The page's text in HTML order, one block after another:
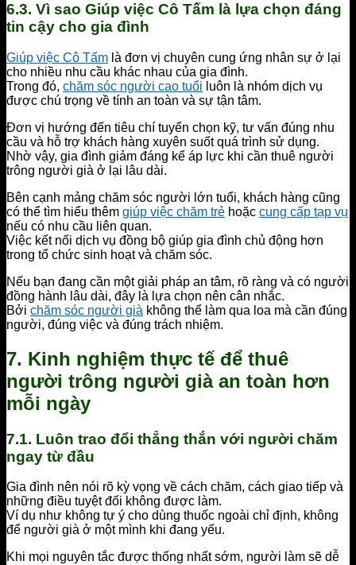
6.3. Vì sao Giúp việc Cô Tấm là lựa chọn đáng
tin cậy cho gia đình
Giúp việc Cô Tấm là đơn vị chuyên cung ứng nhân sự ở lại
cho nhiều nhu cầu khác nhau của gia đình.
Trong đó, chăm sóc người cao tuổi luôn là nhóm dịch vụ
được chú trọng về tính an toàn và sự tận tâm.
Đơn vị hướng đến tiêu chí tuyển chọn kỹ, tư vấn đúng nhu
cầu và hỗ trợ khách hàng xuyên suốt quá trình sử dụng.
Nhờ vậy, gia đình giảm đáng kể áp lực khi cần thuê người
trông người già ở lại lâu dài.
Bên cạnh mảng chăm sóc người lớn tuổi, khách hàng cũng
có thể tìm hiểu thêm giúp việc chăm trẻ hoặc cung cấp tạp vụ
nếu có nhu cầu liên quan.
Việc kết nối dịch vụ đồng bộ giúp gia đình chủ động hơn
trong tổ chức sinh hoạt và chăm sóc.
Nếu bạn đang cần một giải pháp an tâm, rõ ràng và có người
đồng hành lâu dài, đây là lựa chọn nên cân nhắc.
Bởi chăm sóc người già không thể làm qua loa mà cần đúng
người, đúng việc và đúng trách nhiệm.
7. Kinh nghiệm thực tế để thuê
người trông người già an toàn hơn
mỗi ngày
7.1. Luôn trao đổi thẳng thắn với người chăm
ngay từ đầu
Gia đình nên nói rõ kỳ vọng về cách chăm, cách giao tiếp và
những điều tuyệt đối không được làm.
Ví dụ như không tự ý cho dùng thuốc ngoài chỉ định, không
để người già ở một mình khi đang yếu.
Khi mọi nguyên tắc được thống nhất sớm, người làm sẽ dễ